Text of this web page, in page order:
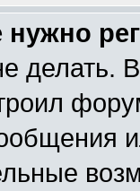
делать.